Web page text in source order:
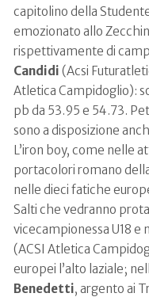
capitolino della
emozionato allo
rispettivamente di
Candidi (Acsi
Atletica Campidoglio):
pb da 53.95 e 54.73.
sono a disposizione
L’iron boy, come nelle
portacolori romano
nelle dieci fatiche
Salti che vedranno
vicecampionessa U18 e
(ACSI Atletica
europei l’alto laziale;
Benedetti, argento ai